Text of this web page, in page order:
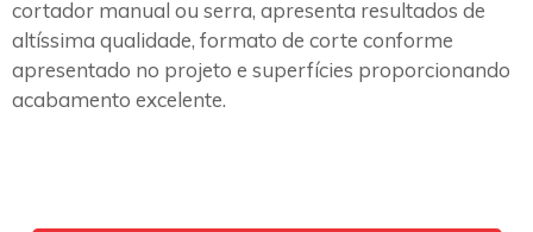
cortador manual ou serra, apresenta resultados de
altíssima qualidade, formato de corte conforme
apresentado no projeto e superfícies proporcionando
acabamento excelente.